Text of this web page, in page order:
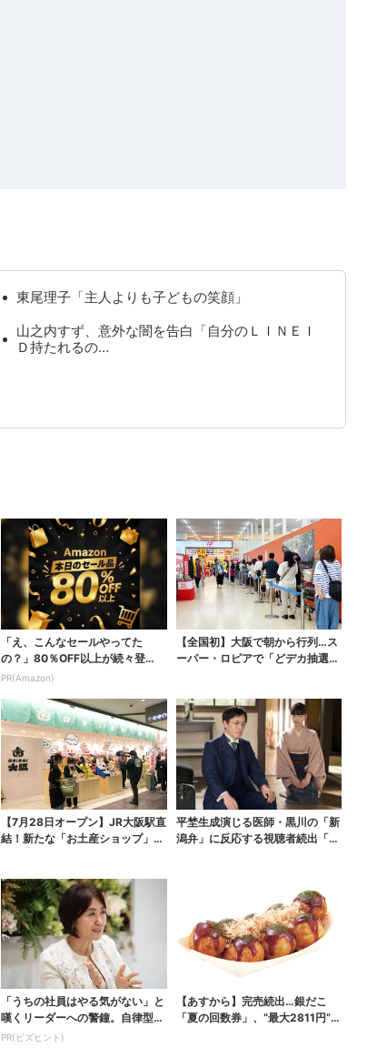
東尾理子「主人よりも子どもの笑顔」
山之内すず、意外な闇を告白「自分のＬＩＮＥＩ
Ｄ持たれるの…
「え、こんなセールやってた
の？」80％OFF以上が続々登
場！Amazonの本気が...
PR(Amazon)
【全国初】大阪で朝から行列…ス
ーパー・ロピアで「どデカ抽選
【7月28日オープン】JR大阪駅直
結！新たな「お土産ショップ」、
平埜生成演じる医師・黒川の「新
潟弁」に反応する視聴者続出「グ
「うちの社員はやる気がない」と
嘆くリーダーへの警鐘。自律型組
織をつくる前に外せな...
PR(ビズヒント)
【あすから】完売続出…銀だこ
「夏の回数券」、“最大2811円”お